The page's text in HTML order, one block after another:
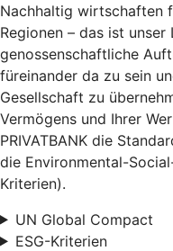
Nachhaltig wirtschaften
Regionen – das ist
genossenschaftliche
füreinander da zu sein
Gesellschaft zu
Vermögens und Ihrer
PRIVATBANK die
die Environmental-
Kriterien).
UN Global Compact
ESG-Kriterien